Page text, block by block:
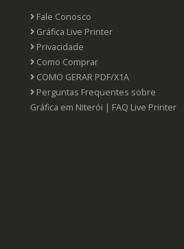
Fale Conosco
Gráfica Live Printer
Privacidade
Como Comprar
COMO GERAR PDF/X1A
Perguntas Frequentes sobre
Gráfica em Niterói | FAQ Live Printer